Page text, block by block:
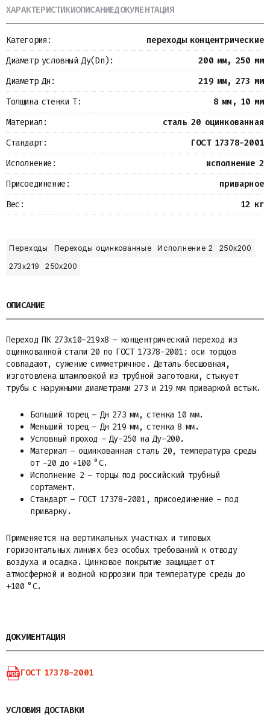
Металлопрокат
Измерительные приборы
Баки
Детали трубопроводов
Водомерные узлы
Запорная арматура
ХАРАКТЕРИСТИКИОПИСАНИЕДОКУМЕНТАЦИЯ
Категория:
переходы концентрические
Диаметр условный Ду(Dn):
200 мм, 250 мм
Диаметр Дн:
219 мм, 273 мм
Толщина стенки Т:
8 мм, 10 мм
Материал:
сталь 20 оцинкованная
Стандарт:
ГОСТ 17378-2001
Исполнение:
исполнение 2
Присоединение:
приварное
Вес:
12 кг
Переходы Переходы оцинкованные Исполнение 2
250х200
273х219
250х200
ОПИСАНИЕ
Переход ПК 273х10-219х8 – концентрический переход из
оцинкованной стали 20 по ГОСТ 17378-2001: оси торцов
совпадают, сужение симметричное. Деталь бесшовная,
изготовлена штамповкой из трубной заготовки, стыкует
трубы с наружными диаметрами 273 и 219 мм приваркой встык.
Больший торец – Дн 273 мм, стенка 10 мм.
Меньший торец – Дн 219 мм, стенка 8 мм.
Условный проход – Ду-250 на Ду-200.
Материал – оцинкованная сталь 20, температура среды
от -20 до +100 °C.
Исполнение 2 – торцы под российский трубный
сортамент.
Стандарт – ГОСТ 17378-2001, присоединение – под
приварку.
Применяется на вертикальных участках и типовых
горизонтальных линиях без особых требований к отводу
воздуха и осадка. Цинковое покрытие защищает от
атмосферной и водной коррозии при температуре среды до
+100 °C.
ДОКУМЕНТАЦИЯ
ГОСТ 17378-2001
УСЛОВИЯ ДОСТАВКИ